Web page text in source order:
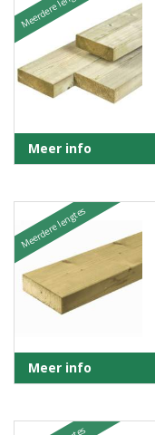
Meer info
Meerdere lengtes
Meer info